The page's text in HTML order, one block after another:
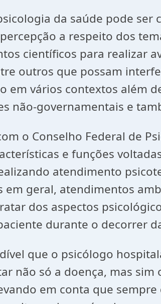
da saúde pode ser
a respeito dos
científicos para realizar
outros que possam
em vários contextos além
não-governamentais e
o Conselho Federal de
e funções
atendimento
em geral, atendimentos
dos aspectos
durante o decorrer
que o psicólogo
não só a doença, mas sim
em conta que